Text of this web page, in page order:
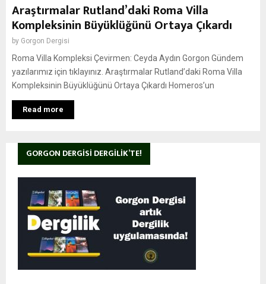
Araştırmalar Rutland’daki Roma Villa
Kompleksinin Büyüklüğünü Ortaya Çıkardı
by Gorgon Dergisi
Roma Villa Kompleksi Çevirmen: Ceyda Aydın Gorgon Gündem
yazılarımız için tıklayınız. Araştırmalar Rutland’daki Roma Villa
Kompleksinin Büyüklüğünü Ortaya Çıkardı Homeros’un
Read more
GORGON DERGISI DERGILIK’TE!